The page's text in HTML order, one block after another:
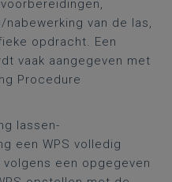
van de las,
opdracht. Een
vaak aangegeven met
Procedure
lassen-
een WPS volledig
een opgegeven